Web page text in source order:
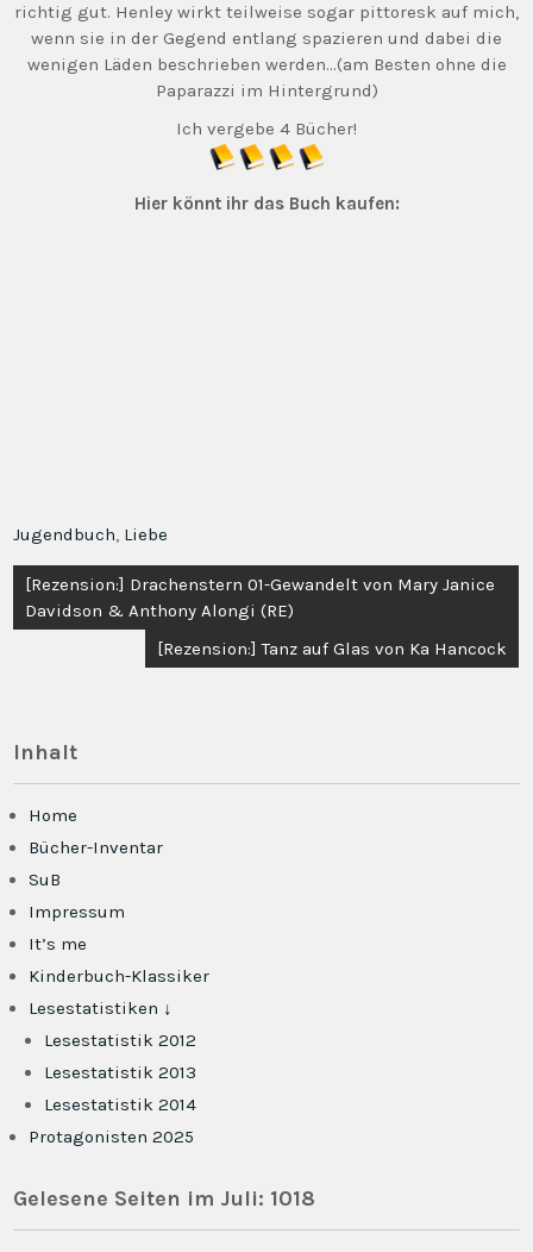
richtig gut. Henley wirkt teilweise sogar pittoresk auf mich,
wenn sie in der Gegend entlang spazieren und dabei die
wenigen Läden beschrieben werden…(am Besten ohne die
Paparazzi im Hintergrund)
Ich vergebe 4 Bücher!
Hier könnt ihr das Buch kaufen:
Jugendbuch, Liebe
Beitragsnavigation
[Rezension:] Drachenstern 01-Gewandelt von Mary Janice
Davidson & Anthony Alongi (RE)
[Rezension:] Tanz auf Glas von Ka Hancock
Inhalt
Home
Bücher-Inventar
SuB
Impressum
It’s me
Kinderbuch-Klassiker
Lesestatistiken ↓
Lesestatistik 2012
Lesestatistik 2013
Lesestatistik 2014
Protagonisten 2025
Gelesene Seiten im Juli: 1018